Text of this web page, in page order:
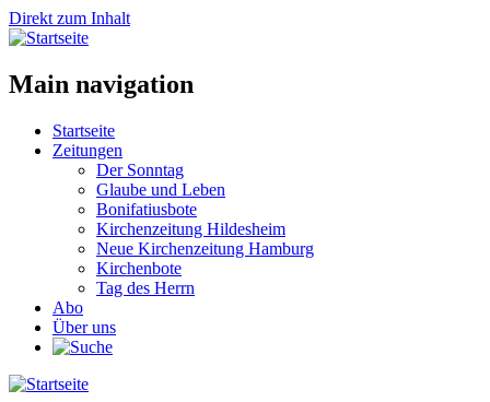
Direkt zum Inhalt
Main navigation
Startseite
Zeitungen
Der Sonntag
Glaube und Leben
Bonifatiusbote
Kirchenzeitung Hildesheim
Neue Kirchenzeitung Hamburg
Kirchenbote
Tag des Herrn
Abo
Über uns